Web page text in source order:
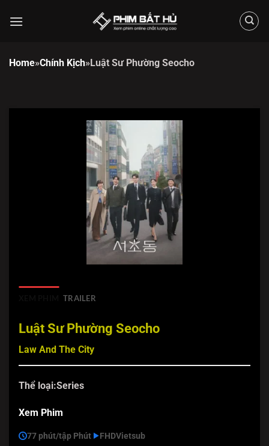
đến
Home»Chính Kịch»Luật Sư Phường Seocho
TRAILER
Luật Sư Phường Seocho
Law And The City
Thể loại:Series
Xem Phim
77 phút/tập Phút FHDVietsub